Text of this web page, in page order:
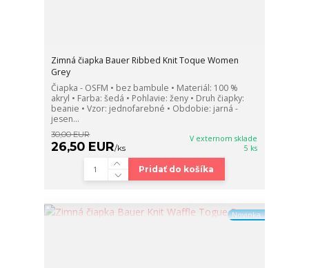
Zimná čiapka Bauer Ribbed Knit Toque Women
Grey
Čiapka - OSFM • bez bambule • Materiál: 100 %
akryl • Farba: šedá • Pohlavie: ženy • Druh čiapky:
beanie • Vzor: jednofarebné • Obdobie: jarná -
jesen...
30,00 EUR
26,50 EUR/ks
V externom sklade
5 ks
Pridať do košíka
Novinka